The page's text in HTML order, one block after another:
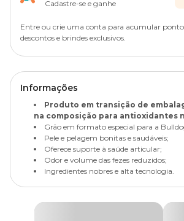
Cadastre-se e ganhe
Entre ou crie uma conta para acumular
descontos e brindes exclusivos.
Informações
Produto em transição de
na composição para antioxidantes
Grão em formato especial para a
Pele e pelagem bonitas e saudáveis;
Oferece suporte à saúde articular;
Odor e volume das fezes reduzidos;
Ingredientes nobres e alta tecnologia.